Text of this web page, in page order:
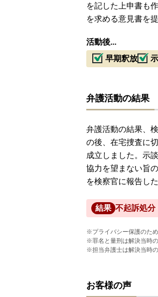
を記した上申書も
を求める意見書を
活動後...
早期釈放
弁護活動の結果
弁護活動の結果、
の後、在宅捜査に
成立しました。示
協力を望まない旨
を検察官に報告し
結果 不起訴処分
※プライバシー保護のた
※罪名と量刑は解決当時
※担当弁護士は解決当時
お客様の声